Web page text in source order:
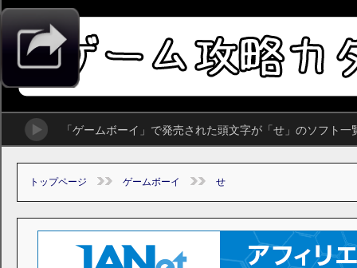
「ゲームボーイ」で発売された頭文字が「せ」のソフト一
トップページ ゲームボーイ せ